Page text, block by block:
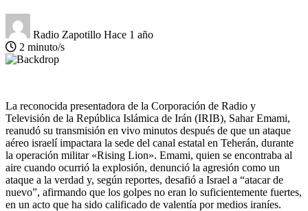
Radio Zapotillo Hace 1 año
2 minuto/s
La reconocida presentadora de la Corporación de Radio y
Televisión de la República Islámica de Irán (IRIB), Sahar Emami,
reanudó su transmisión en vivo minutos después de que un ataque
aéreo israelí impactara la sede del canal estatal en Teherán, durante
la operación militar «Rising Lion». Emami, quien se encontraba al
aire cuando ocurrió la explosión, denunció la agresión como un
ataque a la verdad y, según reportes, desafió a Israel a “atacar de
nuevo”, afirmando que los golpes no eran lo suficientemente fuertes,
en un acto que ha sido calificado de valentía por medios iraníes.